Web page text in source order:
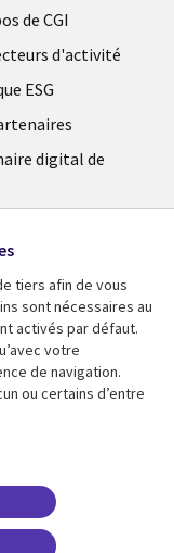
de CGI
d'activité
ESG
digital de
juridiques
tiers afin de vous
sont nécessaires au
activés par défaut.
votre
de navigation.
ou certains d’entre